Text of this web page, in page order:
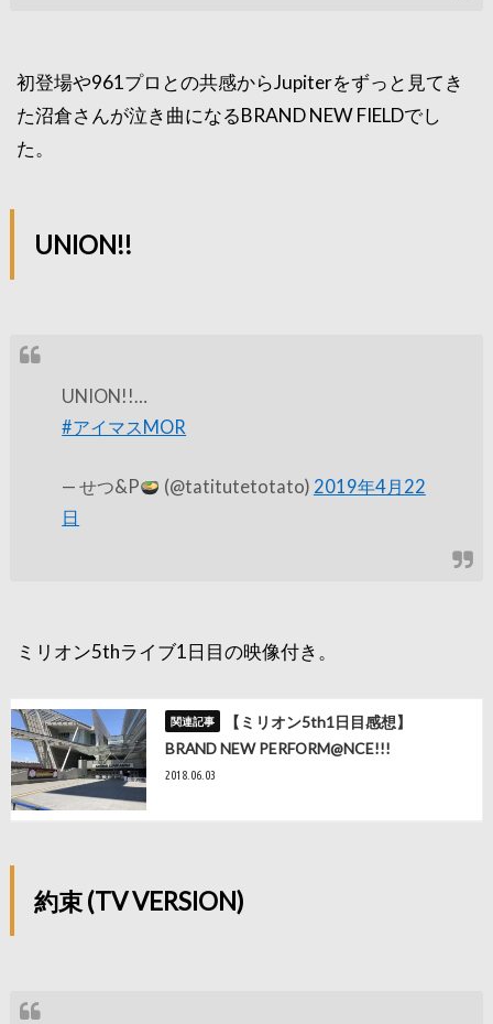
初登場や961プロとの共感からJupiterをずっと見てき
た沼倉さんが泣き曲になるBRAND NEW FIELDでし
た。
UNION!!
UNION!!…
#アイマスMOR
— せつ&P (@tatitutetotato) 2019年4月22
日
ミリオン5thライブ1日目の映像付き。
【ミリオン5th1日目感想】
BRAND NEW PERFORM@NCE!!!
2018.06.03
約束 (TV VERSION)